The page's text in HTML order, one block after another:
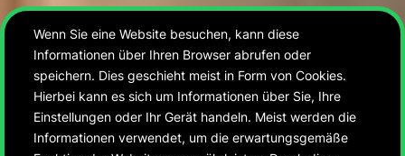
Wenn Sie eine Website besuchen, kann diese
Informationen über Ihren Browser abrufen oder
speichern. Dies geschieht meist in Form von Cookies.
Hierbei kann es sich um Informationen über Sie, Ihre
Einstellungen oder Ihr Gerät handeln. Meist werden die
Informationen verwendet, um die erwartungsgemäße